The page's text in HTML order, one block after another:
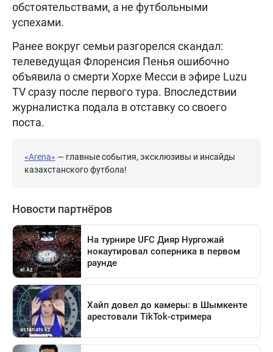
обстоятельствами, а не футбольными
успехами.
Ранее вокруг семьи разгорелся скандал:
телеведущая Флоренсия Пенья ошибочно
объявила о смерти Хорхе Месси в эфире Luzu
TV сразу после первого тура. Впоследствии
журналистка подала в отставку со своего
поста.
«Arena» — главные события, эксклюзивы и инсайды
казахстанского футбола!